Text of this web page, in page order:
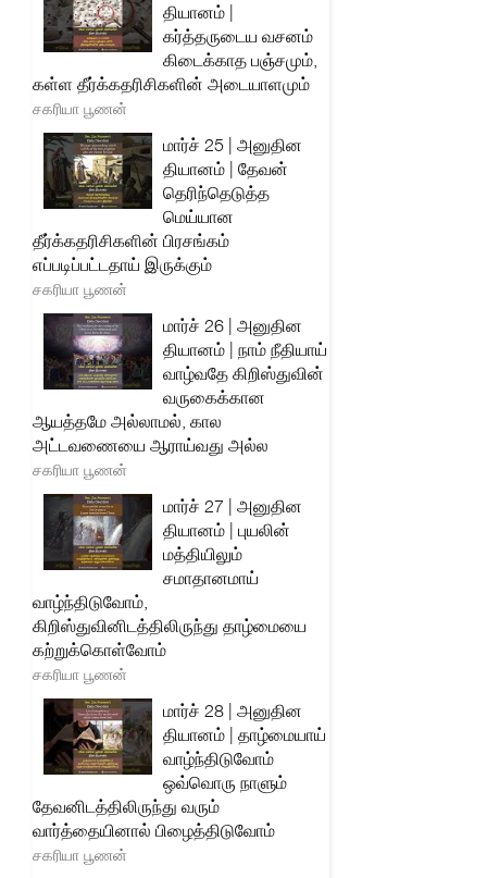
தியானம் |
கர்த்தருடைய வசனம்
கிடைக்காத பஞ்சமும்,
கள்ள தீர்க்கதரிசிகளின் அடையாளமும்
சகரியா பூணன்
மார்ச் 25 | அனுதின
தியானம் | தேவன்
தெரிந்தெடுத்த
மெய்யான
தீர்க்கதரிசிகளின் பிரசங்கம்
எப்படிப்பட்டதாய் இருக்கும்
சகரியா பூணன்
மார்ச் 26 | அனுதின
தியானம் | நாம் நீதியாய்
வாழ்வதே கிறிஸ்துவின்
வருகைக்கான
ஆயத்தமே அல்லாமல், கால
அட்டவணையை ஆராய்வது அல்ல
சகரியா பூணன்
மார்ச் 27 | அனுதின
தியானம் | புயலின்
மத்தியிலும்
சமாதானமாய்
வாழ்ந்திடுவோம்,
கிறிஸ்துவினிடத்திலிருந்து தாழ்மையை
கற்றுக்கொள்வோம்
சகரியா பூணன்
மார்ச் 28 | அனுதின
தியானம் | தாழ்மையாய்
வாழ்ந்திடுவோம்
ஒவ்வொரு நாளும்
தேவனிடத்திலிருந்து வரும்
வார்த்தையினால் பிழைத்திடுவோம்
சகரியா பூணன்